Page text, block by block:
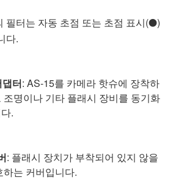
필터는 자동 초점 또는 초점 표시(I)
다.
터: AS-15를 카메라 핫슈에 장착하
명이나 기타 플래시 장비를 동기화
.
: 플래시 장치가 부착되어 있지 않을
는 커버입니다.